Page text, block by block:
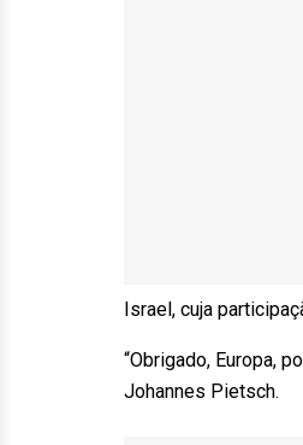
Israel, cuja
“Obrigado, Europa,
Johannes Pietsch.